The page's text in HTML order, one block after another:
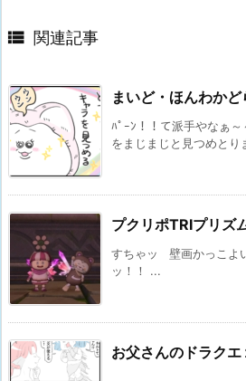
 関連記事
まいど・ほんわかど
ﾊﾟｰﾝ！！て派手やなぁ
をまじまじと見つめとり
プクリポTRIプリズ
すちゃッ 壁画かっこよ
ッ！！ ...
お父さんのドラクエ